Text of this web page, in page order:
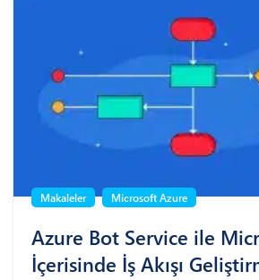
Makaleler Microsoft Azure
Azure Bot Service ile
İçerisinde İş Akışı